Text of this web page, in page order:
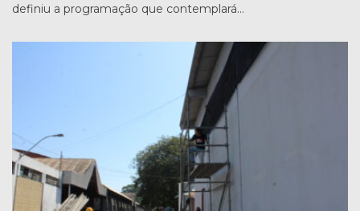
definiu a programação que contemplará…